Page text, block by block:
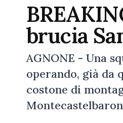
brucia
AGNONE - Una
operando, già da
costone di